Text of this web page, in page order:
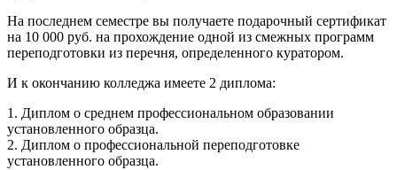
На последнем семестре вы получаете подарочный сертификат
на 10 000 руб. на прохождение одной из смежных программ
переподготовки из перечня, определенного куратором.
И к окончанию колледжа имеете 2 диплома:
1. Диплом о среднем профессиональном образовании
установленного образца.
2. Диплом о профессиональной переподготовке
установленного образца.